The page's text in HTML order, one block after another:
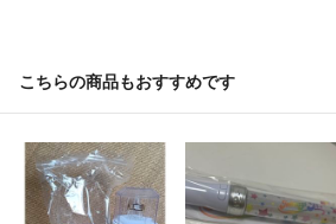
こちらの商品もおすすめです